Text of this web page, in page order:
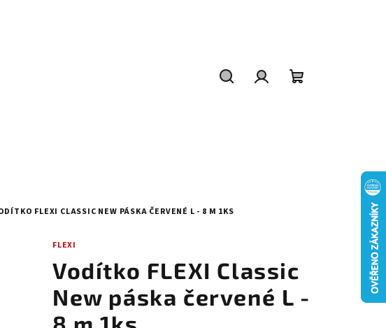
FLEXI CLASSIC NEW PÁSKA ČERVENÉ L - 8 M 1KS
FLEXI
Vodítko FLEXI Classic
New páska červené L -